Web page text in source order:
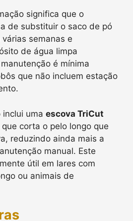
significa que o
de substituir o saco de pó
semanas e
de água limpa
é mínima
que não incluem estação
uma escova TriCut
corta o pelo longo que
reduzindo ainda mais a
manual. Este
útil em lares com
ou animais de